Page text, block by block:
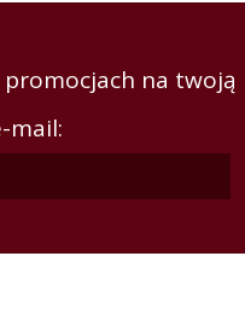
na twoją
mail: